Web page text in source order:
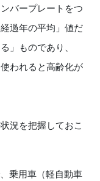
バープレートをつ
過年の平均」値だ
」ものであり、
われると高齢化が
況を把握しておこ
乗用車（軽自動車